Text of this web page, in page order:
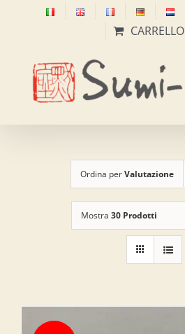
CARRELLO
Ordina perValutazione
Mostra 30 Prodotti